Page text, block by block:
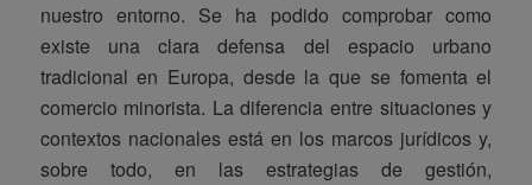
nuestro entorno. Se ha podido comprobar como
existe una clara defensa del espacio urbano
tradicional en Europa, desde la que se fomenta el
comercio minorista. La diferencia entre situaciones y
contextos nacionales está en los marcos jurídicos y,
sobre todo, en las estrategias de gestión,